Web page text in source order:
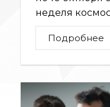
неделя
Подробнее